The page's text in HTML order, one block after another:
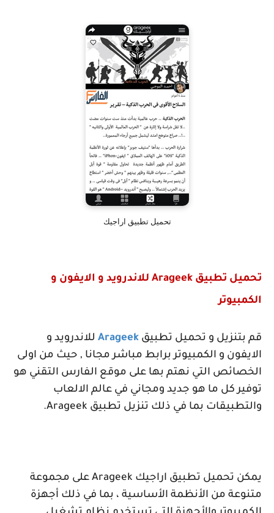
تحميل تطبيق اراجيك
تحميل تطبيق Arageek للاندرويد و الايفون و
الكمبيوتر
قم بتنزيل و تحميل تطبيق Arageek للاندرويد و
الايفون و الكمبيوتر برابط مباشر مجانا , حيث من اولى
الخصائص التي نهتم بها على موقع الفارس التقني هو
توفير كل ما هو جديد ومجاني في عالم الالعاب
والتطبيقات بما في ذلك تنزيل تطبيق Arageek
.
يمكن تحميل تطبيق اراجيك Arageek على مجموعة
متنوعة من الأنظمة الأساسية ، بما في ذلك أجهزة